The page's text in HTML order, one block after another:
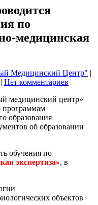
по
медицинская
Медицинский Центр" |
| Нет комментариев
медицинский центр»
программам
образования
об образовании
обучения по
экспертиза», в
объектов